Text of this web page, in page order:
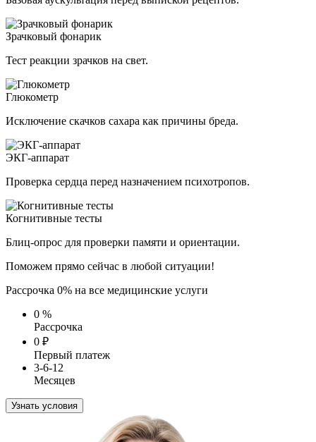
Зрачковый фонарик
Тест реакции зрачков на свет.
Глюкометр
Исключение скачков сахара как причины бреда.
ЭКГ-аппарат
Проверка сердца перед назначением психотропов.
Когнитивные тесты
Блиц-опрос для проверки памяти и ориентации.
Поможем прямо сейчас в любой ситуации!
Рассрочка 0% на все медицинские услуги
0 %
Рассрочка
0 ₽
Первый платеж
3-6-12
Месяцев
Узнать условия